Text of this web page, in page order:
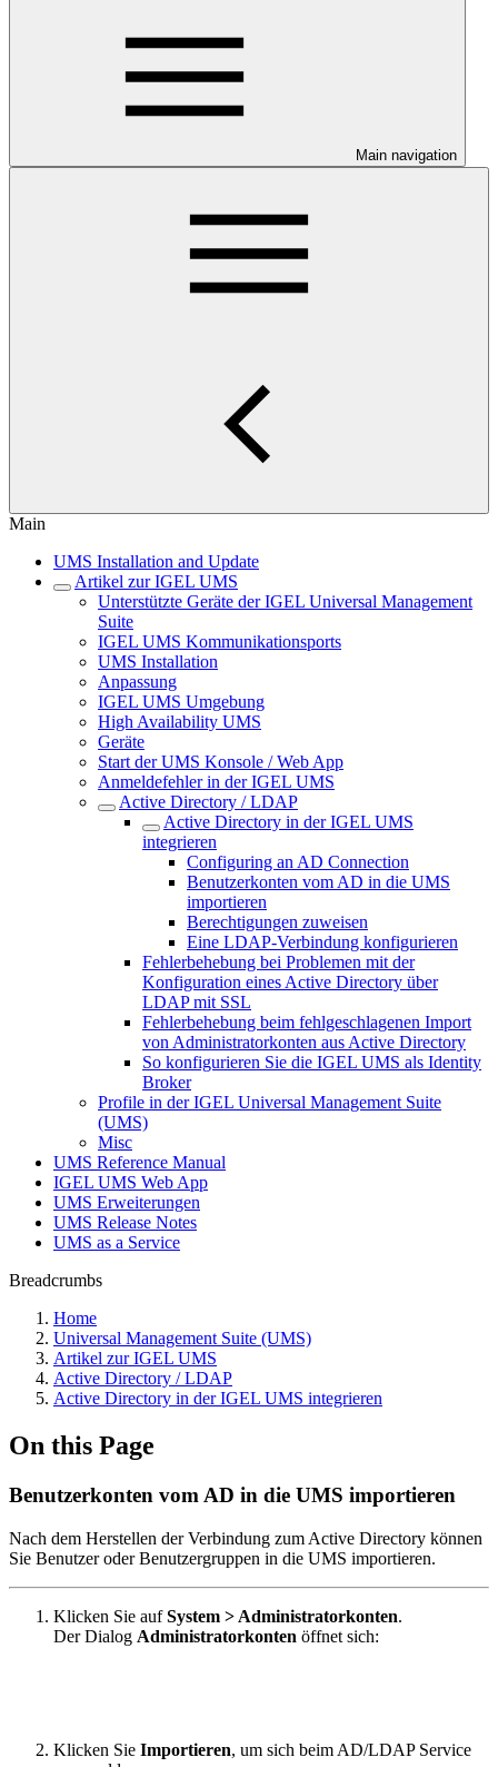
Main navigation
Main
UMS Installation and Update
Artikel zur IGEL UMS
Unterstützte Geräte der IGEL Universal Management
Suite
IGEL UMS Kommunikationsports
UMS Installation
Anpassung
IGEL UMS Umgebung
High Availability UMS
Geräte
Start der UMS Konsole / Web App
Anmeldefehler in der IGEL UMS
Active Directory / LDAP
Active Directory in der IGEL UMS
integrieren
Configuring an AD Connection
Benutzerkonten vom AD in die UMS
importieren
Berechtigungen zuweisen
Eine LDAP-Verbindung konfigurieren
Fehlerbehebung bei Problemen mit der
Konfiguration eines Active Directory über
LDAP mit SSL
Fehlerbehebung beim fehlgeschlagenen Import
von Administratorkonten aus Active Directory
So konfigurieren Sie die IGEL UMS als Identity
Broker
Profile in der IGEL Universal Management Suite
(UMS)
Misc
UMS Reference Manual
IGEL UMS Web App
UMS Erweiterungen
UMS Release Notes
UMS as a Service
Breadcrumbs
Home
Universal Management Suite (UMS)
Artikel zur IGEL UMS
Active Directory / LDAP
Active Directory in der IGEL UMS integrieren
On this Page
Benutzerkonten vom AD in die UMS importieren
Nach dem Herstellen der Verbindung zum Active Directory können
Sie Benutzer oder Benutzergruppen in die UMS importieren.
Klicken Sie aufSystem > Administratorkonten.
Der Dialog Administratorkonten öffnet sich:
Klicken Sie Importieren, um sich beim AD/LDAP Service